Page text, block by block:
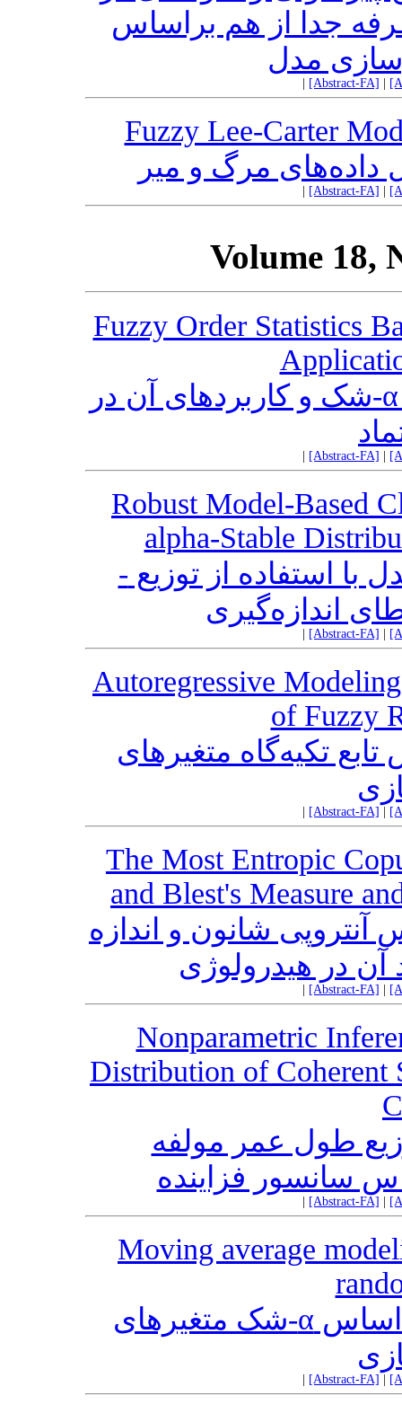
جدا از هم براساس
مدل
[Abstract-FA]
Fuzzy Lee-Carter
داده‌های مرگ و میر
[Abstract-FA]
Volume 18,
Fuzzy Order Statistics
آماره‌های مرتب فازی بر اساس α-شک و کاربردهای آن در
[Abstract-FA]
Robust Model-Based
alpha-Stable
خوشه‌بندی استوار مبتنی بر مدل با استفاده از توزیع ‎-‎
[Abstract-FA]
Autoregressive
of Fuzzy
تکیه‌گاه متغیرهای
[Abstract-FA]
The Most Entropic
and Blest's Measure
شانون و اندازه
آن در هیدرولوژی
[Abstract-FA]
Nonparametric
Distribution of Coherent
طول عمر مولفه
سانسور فزاینده
[Abstract-FA]
Moving average
مدل‌سازی میانگین متحرک بر اساس α-شک متغیرهای
[Abstract-FA]